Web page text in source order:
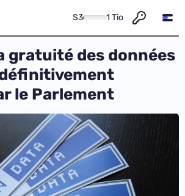
S3 1 Tio
gratuité des données
le Parlement